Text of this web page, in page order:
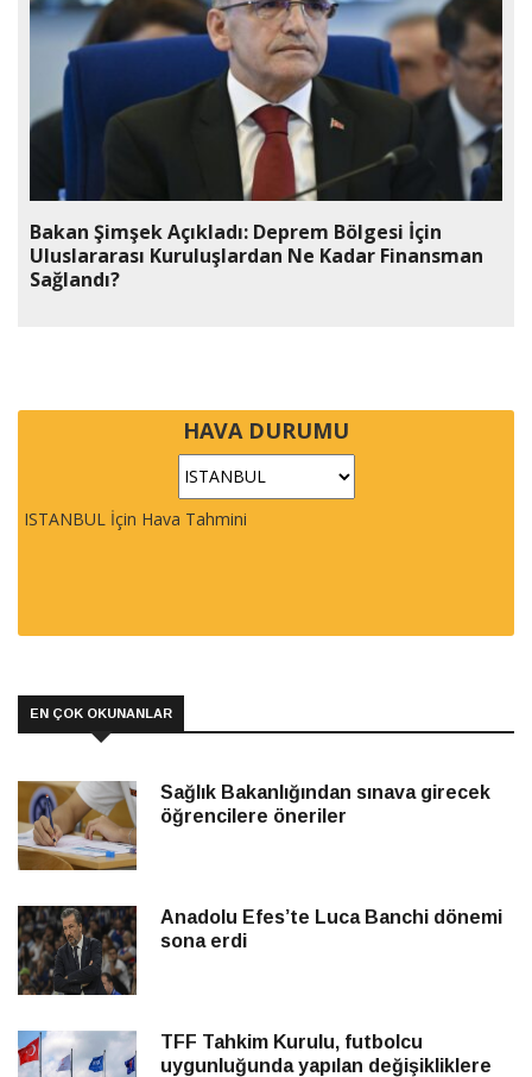
Bakan Şimşek Açıkladı: Deprem Bölgesi İçin
Uluslararası Kuruluşlardan Ne Kadar Finansman
Sağlandı?
HAVA DURUMU
ISTANBUL İçin Hava Tahmini
EN ÇOK OKUNANLAR
Sağlık Bakanlığından sınava girecek
öğrencilere öneriler
Anadolu Efes’te Luca Banchi dönemi
sona erdi
TFF Tahkim Kurulu, futbolcu
uygunluğunda yapılan değişikliklere